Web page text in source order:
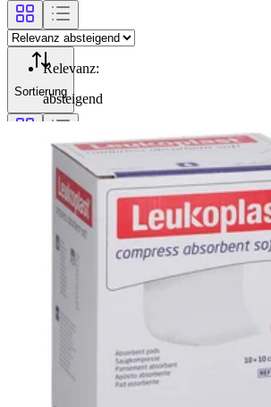
Sortierung
Relevanz:
absteigend